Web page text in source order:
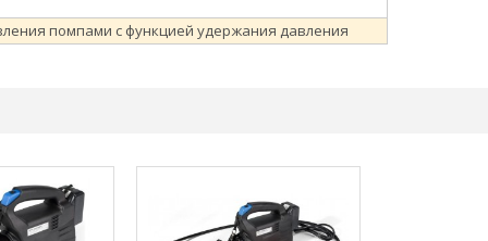
помпами с функцией удержания давления